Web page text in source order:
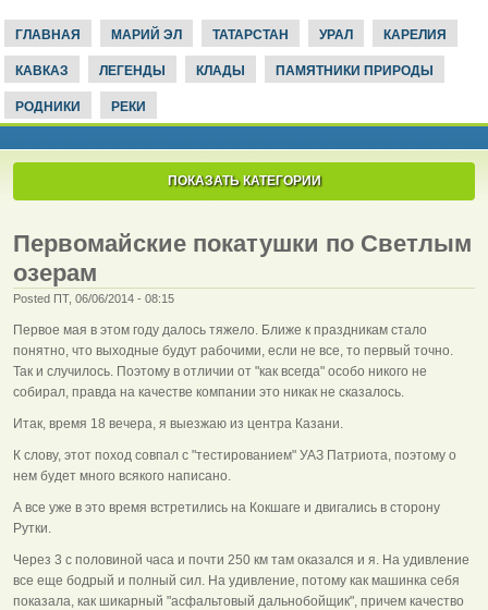
ГЛАВНАЯ МАРИЙ ЭЛ ТАТАРСТАН УРАЛ КАРЕЛИЯ
КАВКАЗ ЛЕГЕНДЫ КЛАДЫ ПАМЯТНИКИ ПРИРОДЫ
РОДНИКИ РЕКИ
ПОКАЗАТЬ КАТЕГОРИИ
Первомайские покатушки по Светлым
озерам
Posted ПТ, 06/06/2014 - 08:15
Первое мая в этом году далось тяжело. Ближе к праздникам стало
понятно, что выходные будут рабочими, если не все, то первый точно.
Так и случилось. Поэтому в отличии от "как всегда" особо никого не
собирал, правда на качестве компании это никак не сказалось.
Итак, время 18 вечера, я выезжаю из центра Казани.
К слову, этот поход совпал с "тестированием" УАЗ Патриота, поэтому о
нем будет много всякого написано.
А все уже в это время встретились на Кокшаге и двигались в сторону
Рутки.
Через 3 с половиной часа и почти 250 км там оказался и я. На удивление
все еще бодрый и полный сил. На удивление, потому как машинка себя
показала, как шикарный "асфальтовый дальнобойщик", причем качество